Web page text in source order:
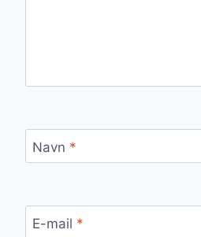
Navn *
E-mail *